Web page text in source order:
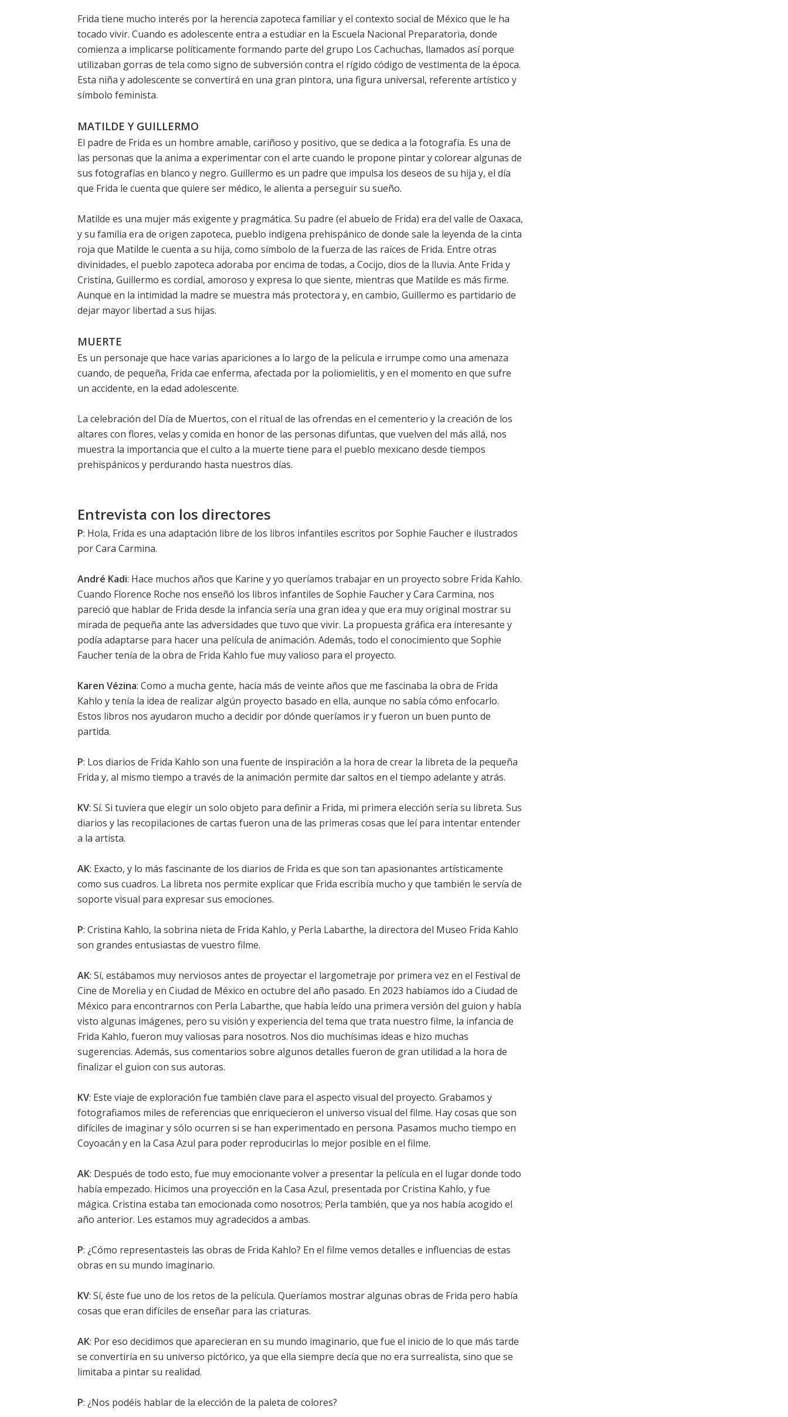
Frida tiene mucho interés por la herencia zapoteca familiar y el contexto social de México que le ha
tocado vivir. Cuando es adolescente entra a estudiar en la Escuela Nacional Preparatoria, donde
comienza a implicarse políticamente formando parte del grupo Los Cachuchas, llamados así porque
utilizaban gorras de tela como signo de subversión contra el rígido código de vestimenta de la época.
Esta niña y adolescente se convertirá en una gran pintora, una figura universal, referente artístico y
símbolo feminista.
MATILDE Y GUILLERMO
El padre de Frida es un hombre amable, cariñoso y positivo, que se dedica a la fotografía. Es una de
las personas que la anima a experimentar con el arte cuando le propone pintar y colorear algunas de
sus fotografías en blanco y negro. Guillermo es un padre que impulsa los deseos de su hija y, el día
que Frida le cuenta que quiere ser médico, le alienta a perseguir su sueño.
Matilde es una mujer más exigente y pragmática. Su padre (el abuelo de Frida) era del valle de Oaxaca,
y su familia era de origen zapoteca, pueblo indígena prehispánico de donde sale la leyenda de la cinta
roja que Matilde le cuenta a su hija, como símbolo de la fuerza de las raíces de Frida. Entre otras
divinidades, el pueblo zapoteca adoraba por encima de todas, a Cocijo, dios de la lluvia. Ante Frida y
Cristina, Guillermo es cordial, amoroso y expresa lo que siente, mientras que Matilde es más firme.
Aunque en la intimidad la madre se muestra más protectora y, en cambio, Guillermo es partidario de
dejar mayor libertad a sus hijas.
MUERTE
Es un personaje que hace varias apariciones a lo largo de la película e irrumpe como una amenaza
cuando, de pequeña, Frida cae enferma, afectada por la poliomielitis, y en el momento en que sufre
un accidente, en la edad adolescente.
La celebración del Día de Muertos, con el ritual de las ofrendas en el cementerio y la creación de los
altares con flores, velas y comida en honor de las personas difuntas, que vuelven del más allá, nos
muestra la importancia que el culto a la muerte tiene para el pueblo mexicano desde tiempos
prehispánicos y perdurando hasta nuestros días.
Entrevista con los directores
P: Hola, Frida es una adaptación libre de los libros infantiles escritos por Sophie Faucher e ilustrados
por Cara Carmina.
André Kadi: Hace muchos años que Karine y yo queríamos trabajar en un proyecto sobre Frida Kahlo.
Cuando Florence Roche nos enseñó los libros infantiles de Sophie Faucher y Cara Carmina, nos
pareció que hablar de Frida desde la infancia sería una gran idea y que era muy original mostrar su
mirada de pequeña ante las adversidades que tuvo que vivir. La propuesta gráfica era interesante y
podía adaptarse para hacer una película de animación. Además, todo el conocimiento que Sophie
Faucher tenía de la obra de Frida Kahlo fue muy valioso para el proyecto.
Karen Vézina: Como a mucha gente, hacía más de veinte años que me fascinaba la obra de Frida
Kahlo y tenía la idea de realizar algún proyecto basado en ella, aunque no sabía cómo enfocarlo.
Estos libros nos ayudaron mucho a decidir por dónde queríamos ir y fueron un buen punto de
partida.
P: Los diarios de Frida Kahlo son una fuente de inspiración a la hora de crear la libreta de la pequeña
Frida y, al mismo tiempo a través de la animación permite dar saltos en el tiempo adelante y atrás.
KV: Sí. Si tuviera que elegir un solo objeto para definir a Frida, mi primera elección sería su libreta. Sus
diarios y las recopilaciones de cartas fueron una de las primeras cosas que leí para intentar entender
a la artista.
AK: Exacto, y lo más fascinante de los diarios de Frida es que son tan apasionantes artísticamente
como sus cuadros. La libreta nos permite explicar que Frida escribía mucho y que también le servía de
soporte visual para expresar sus emociones.
P: Cristina Kahlo, la sobrina nieta de Frida Kahlo, y Perla Labarthe, la directora del Museo Frida Kahlo
son grandes entusiastas de vuestro filme.
AK: Sí, estábamos muy nerviosos antes de proyectar el largometraje por primera vez en el Festival de
Cine de Morelia y en Ciudad de México en octubre del año pasado. En 2023 habíamos ido a Ciudad de
México para encontrarnos con Perla Labarthe, que había leído una primera versión del guion y había
visto algunas imágenes, pero su visión y experiencia del tema que trata nuestro filme, la infancia de
Frida Kahlo, fueron muy valiosas para nosotros. Nos dio muchísimas ideas e hizo muchas
sugerencias. Además, sus comentarios sobre algunos detalles fueron de gran utilidad a la hora de
finalizar el guion con sus autoras.
KV: Este viaje de exploración fue también clave para el aspecto visual del proyecto. Grabamos y
fotografiamos miles de referencias que enriquecieron el universo visual del filme. Hay cosas que son
difíciles de imaginar y sólo ocurren si se han experimentado en persona. Pasamos mucho tiempo en
Coyoacán y en la Casa Azul para poder reproducirlas lo mejor posible en el filme.
AK: Después de todo esto, fue muy emocionante volver a presentar la película en el lugar donde todo
había empezado. Hicimos una proyección en la Casa Azul, presentada por Cristina Kahlo, y fue
mágica. Cristina estaba tan emocionada como nosotros; Perla también, que ya nos había acogido el
año anterior. Les estamos muy agradecidos a ambas.
P: ¿Cómo representasteis las obras de Frida Kahlo? En el filme vemos detalles e influencias de estas
obras en su mundo imaginario.
KV: Sí, éste fue uno de los retos de la película. Queríamos mostrar algunas obras de Frida pero había
cosas que eran difíciles de enseñar para las criaturas.
AK: Por eso decidimos que aparecieran en su mundo imaginario, que fue el inicio de lo que más tarde
se convertiría en su universo pictórico, ya que ella siempre decía que no era surrealista, sino que se
limitaba a pintar su realidad.
P: ¿Nos podéis hablar de la elección de la paleta de colores?